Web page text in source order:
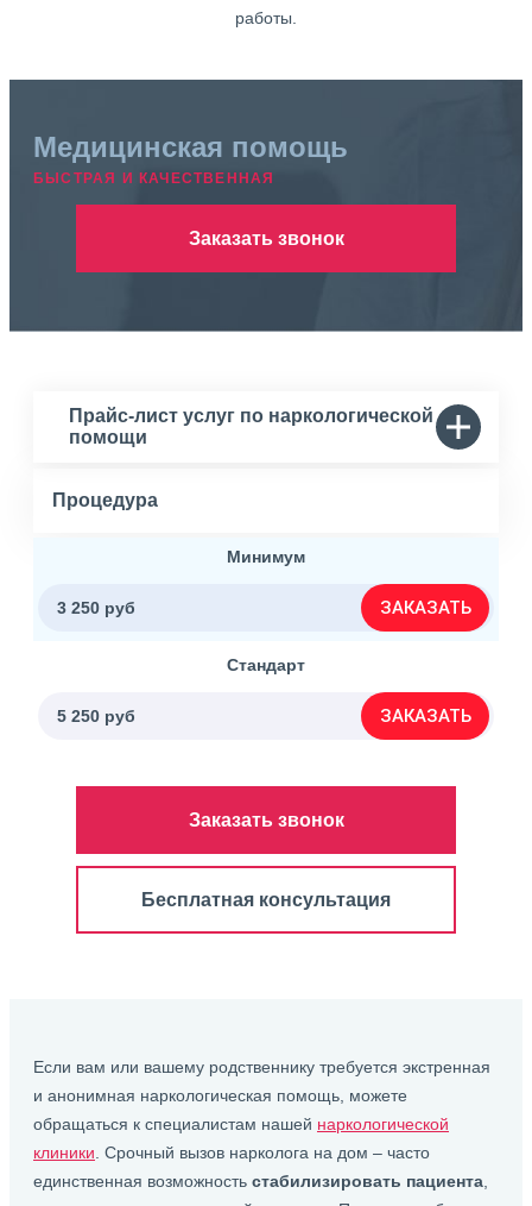
работы.
Медицинская помощь
БЫСТРАЯ И КАЧЕСТВЕННАЯ
Заказать звонок
Прайс-лист услуг по наркологической
помощи
Процедура
Минимум
3 250 руб ЗАКАЗАТЬ
Стандарт
5 250 руб ЗАКАЗАТЬ
Заказать звонок
Бесплатная консультация
Если вам или вашему родственнику требуется экстренная
и анонимная наркологическая помощь, можете
обращаться к специалистам нашей наркологической
клиники . Срочный вызов нарколога на дом – часто
единственная возможность стабилизировать пациента